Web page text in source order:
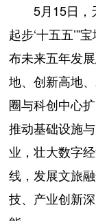
5月15日，
起步‘十五五’”
布未来五年发
地、创新高地
圈与科创中心
推动基础设施
业，壮大数字
线，发展文旅
技、产业创新